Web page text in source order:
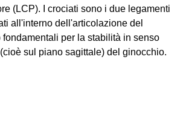
(LCP). I crociati sono i due legamenti
all'interno dell'articolazione del
per la stabilità in senso
sul piano sagittale) del ginocchio.